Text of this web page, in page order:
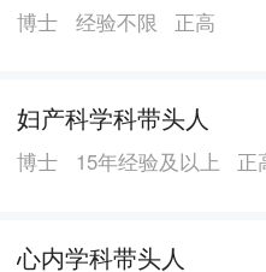
人，硕士生导师63人，博
个，国家临床重点专科培
（含建设项目）25个，市
痛中心、长沙市危重孕产
博士 经验不限 正高
妇产科学科带头人
博士 15年经验及以上 正
心内学科带头人